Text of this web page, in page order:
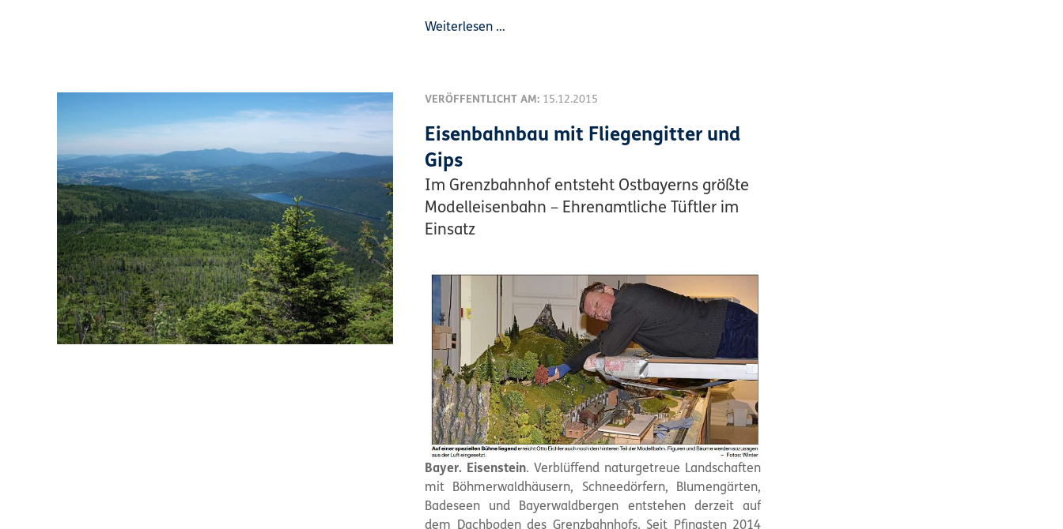
Weiterlesen …
VERÖFFENTLICHT AM: 15.12.2015
Eisenbahnbau mit Fliegengitter und
Gips
Im Grenzbahnhof entsteht Ostbayerns größte
Modelleisenbahn – Ehrenamtliche Tüftler im
Einsatz
Bayer. Eisenstein. Verblüffend naturgetreue Landschaften
mit Böhmerwaldhäusern, Schneedörfern, Blumengärten,
Badeseen und Bayerwaldbergen entstehen derzeit auf
dem Dachboden des Grenzbahnhofs. Seit Pfingsten 2014